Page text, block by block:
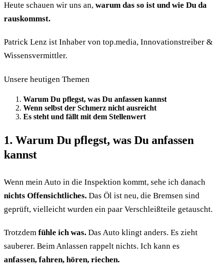
Heute schauen wir uns an, warum das so ist und wie Du da
rauskommst.
Patrick Lenz ist Inhaber von top.media, Innovationstreiber &
Wissensvermittler.
Unsere heutigen Themen
Warum Du pflegst, was Du anfassen kannst
Wenn selbst der Schmerz nicht ausreicht
Es steht und fällt mit dem Stellenwert
1. Warum Du pflegst, was Du anfassen
kannst
Wenn mein Auto in die Inspektion kommt, sehe ich danach
nichts Offensichtliches. Das Öl ist neu, die Bremsen sind
geprüft, vielleicht wurden ein paar Verschleißteile getauscht.
Trotzdem fühle ich was. Das Auto klingt anders. Es zieht
sauberer. Beim Anlassen rappelt nichts. Ich kann es
anfassen, fahren, hören, riechen.